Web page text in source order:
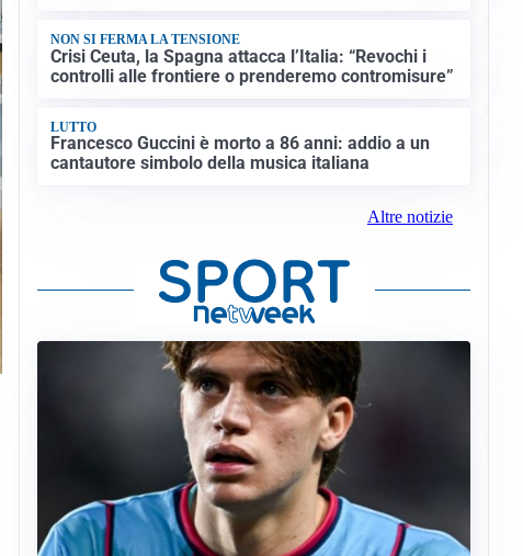
NON SI FERMA LA TENSIONE
Crisi Ceuta, la Spagna attacca l’Italia: “Revochi i
controlli alle frontiere o prenderemo contromisure”
LUTTO
Francesco Guccini è morto a 86 anni: addio a un
cantautore simbolo della musica italiana
Altre notizie